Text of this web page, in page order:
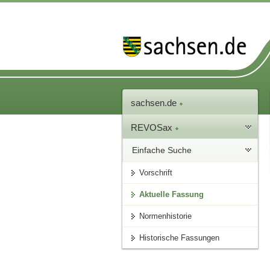
sachsen.de
REVOSax
Einfache Suche
Vorschrift
Aktuelle Fassung
Normenhistorie
Historische Fassungen